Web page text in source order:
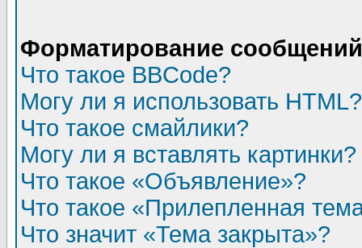
Форматирование
Что такое BBCode?
Могу ли я использовать HTML?
Что такое смайлики?
Могу ли я вставлять картинки?
Что такое «Объявление»?
Что такое «Прилепленная
Что значит «Тема закрыта»?